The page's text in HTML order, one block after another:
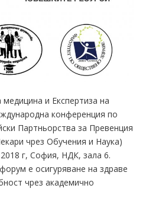
и Експертиза на
конференция по
Партньорства за Превенция
чрез Обучения и Наука)
г, София, НДК, зала 6.
е осигуряване на здраве
чрез академично